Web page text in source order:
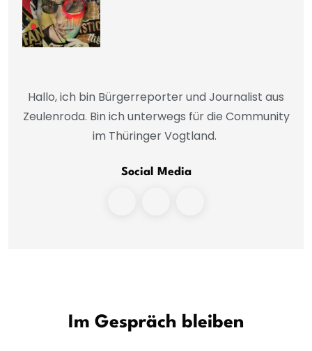
Hallo, ich bin Bürgerreporter und Journalist aus
Zeulenroda. Bin ich unterwegs für die Community
im Thüringer Vogtland.
Social Media
Im Gespräch bleiben